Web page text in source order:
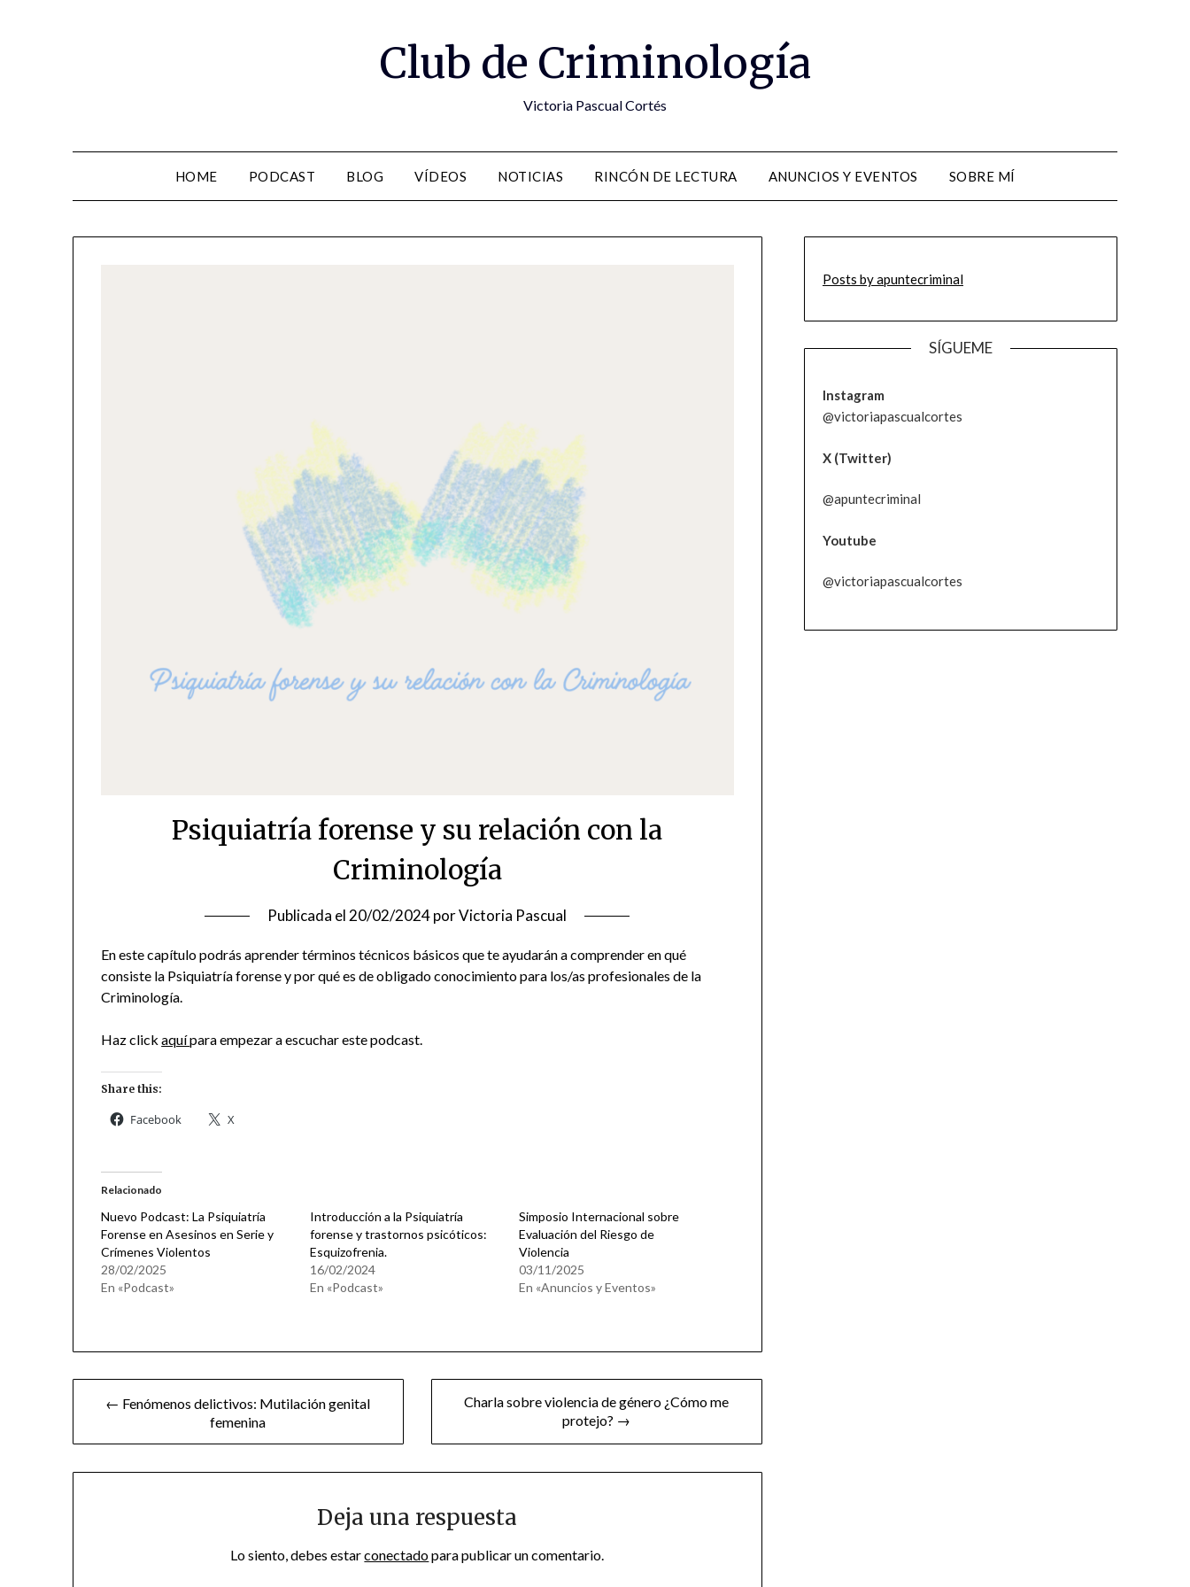
Club de Criminología
Victoria Pascual Cortés
HOME PODCAST BLOG VÍDEOS NOTICIAS RINCÓN DE LECTURA ANUNCIOS Y EVENTOS SOBRE MÍ
Psiquiatría forense y su relación con la
Criminología
Publicada el20/02/2024porVictoria Pascual
En este capítulo podrás aprender términos técnicos básicos que te ayudarán a comprender en qué
consiste la Psiquiatría forense y por qué es de obligado conocimiento para los/as profesionales de la
Criminología.
Haz clickaquípara empezar a escuchar este podcast.
Share this:
Facebook X
Relacionado
Nuevo Podcast: La Psiquiatría
Forense en Asesinos en Serie y
Crímenes Violentos
28/02/2025
En «Podcast»
Introducción a la Psiquiatría
forense y trastornos psicóticos:
Esquizofrenia.
16/02/2024
En «Podcast»
Simposio Internacional sobre
Evaluación del Riesgo de
Violencia
03/11/2025
En «Anuncios y Eventos»
Navegación
← Fenómenos delictivos: Mutilación genital
femenina
Charla sobre violencia de género ¿Cómo me
protejo? →
Deja una respuesta
Lo siento, debes estarconectadopara publicar un comentario.
Posts by apuntecriminal
SÍGUEME
Instagram
@victoriapascualcortes
X (Twitter)
@apuntecriminal
Youtube
@victoriapascualcortes